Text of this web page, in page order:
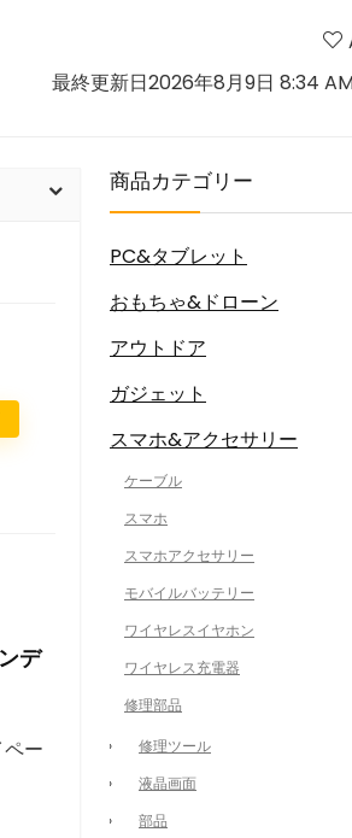
最終更新日2026年8月9日 8:34
デ
ー
商品カテゴリー
PC&タブレット
おもちゃ&ドローン
アウトドア
ガジェット
スマホ&アクセサリー
ケーブル
スマホ
スマホアクセサリー
モバイルバッテリー
ワイヤレスイヤホン
ワイヤレス充電器
修理部品
修理ツール
液晶画面
部品